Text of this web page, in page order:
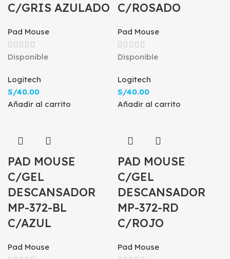
C/GRIS AZULADO
Pad Mouse
Disponible
Logitech
S/40.00
Añadir al carrito
C/ROSADO
Pad Mouse
Disponible
Logitech
S/40.00
Añadir al carrito
PAD MOUSE
C/GEL
DESCANSADOR
MP-372-BL
C/AZUL
Pad Mouse
PAD MOUSE
C/GEL
DESCANSADOR
MP-372-RD
C/ROJO
Pad Mouse